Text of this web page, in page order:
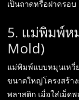
เป็นถาดหรือฝาครอบ
5. แม่พิมพ์ห
Mold)
แม่พิมพ์แบบหมุนเหวี่
ขนาดใหญ่โครงสร้า
พลาสติก เมื่อใส่เม็ด